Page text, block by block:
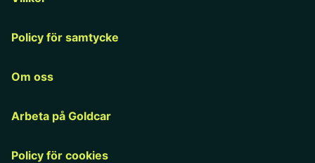
Policy för samtycke
Om oss
Arbeta på Goldcar
Policy för cookies